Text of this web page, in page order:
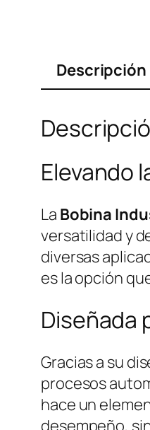
Descripción
Elevando
La Bobina
versatilidad y
diversas
es la opción
Diseñada
Gracias a su
procesos
hace un
desempeño,